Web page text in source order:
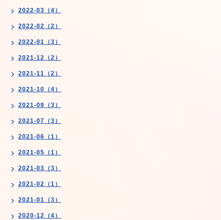
2022-03（4）
2022-02（2）
2022-01（3）
2021-12（2）
2021-11（2）
2021-10（4）
2021-09（3）
2021-07（3）
2021-06（1）
2021-05（1）
2021-03（3）
2021-02（1）
2021-01（3）
2020-12（4）